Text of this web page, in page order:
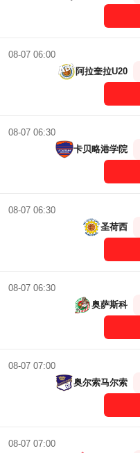
08-07 06:00
阿拉奎拉U20
08-07 06:30
卡贝略港学院
08-07 06:30
圣荷西
08-07 06:30
奥萨斯科
08-07 07:00
奥尔索马尔索
08-07 07:00